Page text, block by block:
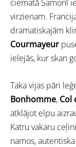
ciematā Šamonī
virzienam.
dramatiskajām
Courmayeur
ielejās, kur skan
Taka vijas pāri
Bonhomme, Col
atklājot elpu
Katru vakaru
namos,